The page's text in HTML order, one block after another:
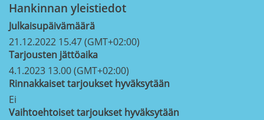
Hankinnan yleistiedot
Julkaisupäivämäärä
21.12.2022 15.47 (GMT+02:00)
Tarjousten jättöaika
4.1.2023 13.00 (GMT+02:00)
Rinnakkaiset tarjoukset hyväksytään
Ei
Vaihtoehtoiset tarjoukset hyväksytään